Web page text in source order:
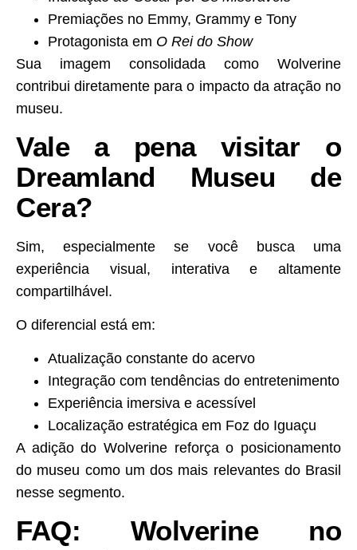
Premiações no Emmy, Grammy e Tony
Protagonista em O Rei do Show
Sua imagem consolidada como Wolverine
contribui diretamente para o impacto da atração no
museu.
Vale a pena visitar o
Dreamland Museu de
Cera?
Sim, especialmente se você busca uma
experiência visual, interativa e altamente
compartilhável.
O diferencial está em:
Atualização constante do acervo
Integração com tendências do entretenimento
Experiência imersiva e acessível
Localização estratégica em Foz do Iguaçu
A adição do Wolverine reforça o posicionamento
do museu como um dos mais relevantes do Brasil
nesse segmento.
FAQ: Wolverine no